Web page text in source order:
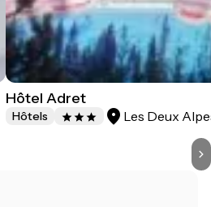
Hôtel Adret
Hôtels Les Deux